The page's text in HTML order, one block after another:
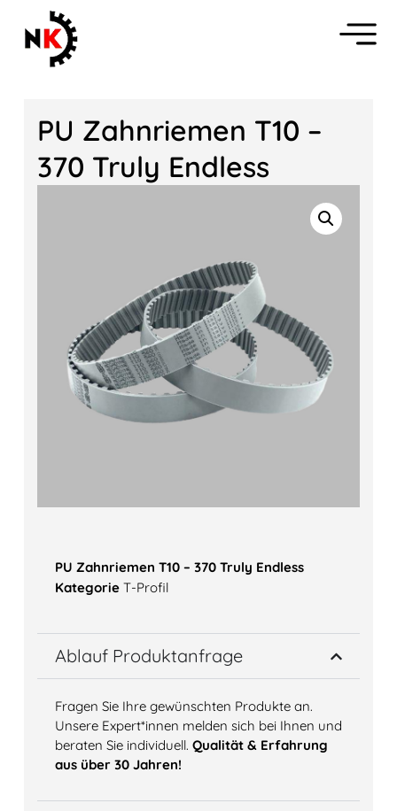
PU Zahnriemen T10 –
370 Truly Endless
PU Zahnriemen T10 – 370 Truly Endless
Kategorie T-Profil
Ablauf Produktanfrage
Fragen Sie Ihre gewünschten Produkte an.
Unsere Expert*innen melden sich bei Ihnen und
beraten Sie individuell. Qualität & Erfahrung
aus über 30 Jahren!